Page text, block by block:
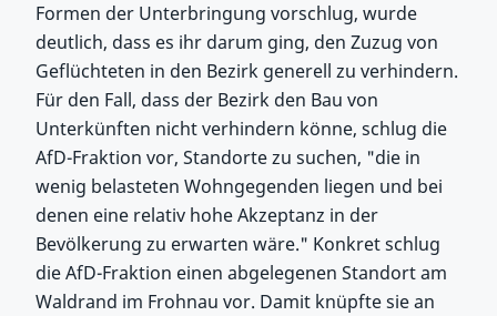
Formen der Unterbringung vorschlug, wurde
deutlich, dass es ihr darum ging, den Zuzug von
Geflüchteten in den Bezirk generell zu verhindern.
Für den Fall, dass der Bezirk den Bau von
Unterkünften nicht verhindern könne, schlug die
AfD-Fraktion vor, Standorte zu suchen, "die in
wenig belasteten Wohngegenden liegen und bei
denen eine relativ hohe Akzeptanz in der
Bevölkerung zu erwarten wäre." Konkret schlug
die AfD-Fraktion einen abgelegenen Standort am
Waldrand im Frohnau vor. Damit knüpfte sie an